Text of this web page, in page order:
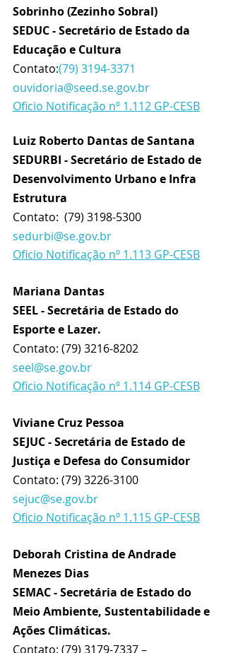
Sobrinho (Zezinho Sobral)
SEDUC - Secretário de Estado da
Educação e Cultura
Contato:(79) 3194-3371
ouvidoria@seed.se.gov.br
Oficio Notificação nº 1.112 GP-CESB
Luiz Roberto Dantas de Santana
SEDURBI - Secretário de Estado de
Desenvolvimento Urbano e Infra
Estrutura
Contato:  (79) 3198-5300
sedurbi@se.gov.br
Oficio Notificação nº 1.113 GP-CESB
Mariana Dantas
SEEL - Secretária de Estado do
Esporte e Lazer.
Contato: (79) 3216-8202
seel@se.gov.br
Oficio Notificação nº 1.114 GP-CESB
Viviane Cruz Pessoa
SEJUC - Secretária de Estado de
Justiça e Defesa do Consumidor
Contato: (79) 3226-3100
sejuc@se.gov.br
Oficio Notificação nº 1.115 GP-CESB
Deborah Cristina de Andrade
Menezes Dias
SEMAC - Secretária de Estado do
Meio Ambiente, Sustentabilidade e
Ações Climáticas.
Contato: (79) 3179-7337 –